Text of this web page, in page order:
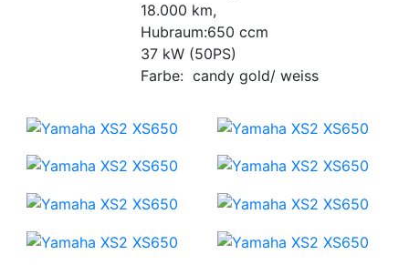
18.000 km,
Hubraum:650 ccm
37 kW (50PS)
Farbe: candy gold/ weiss